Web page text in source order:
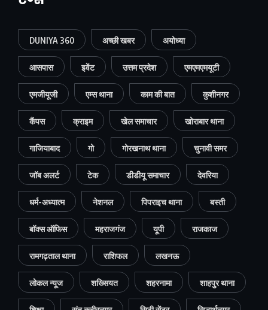
DUNIYA 360 अच्छी खबर अयोध्या
आसपास इवेंट उत्तम प्रदेश एमएमएमयूटी
एमजीयूजी एम्स थाना काम की बात कुशीनगर
कैंपस क्राइम खेल समाचार खोराबार थाना
गाजियाबाद गो गोरखनाथ थाना चुनावी समर
जॉब अलर्ट टेक डीडीयू समाचार देवरिया
धर्म-अध्यात्म नेशनल पिपराइच थाना बस्ती
बॉक्स ऑफिस महराजगंज यूपी राजकाज
रामगढ़ताल थाना राशिफल लखनऊ
लोकल न्यूज शख्सियत शहरनामा शाहपुर थाना